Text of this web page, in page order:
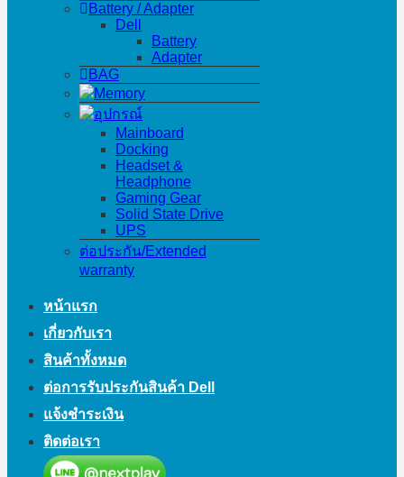
Battery / Adapter
Dell
Battery
Adapter
BAG
Memory
อุปกรณ์
Mainboard
Docking
Headset &
Headphone
Gaming Gear
Solid State Drive
UPS
ต่อประกัน/Extended
warranty
หน้าแรก
เกี่ยวกับเรา
สินค้าทั้งหมด
ต่อการรับประกันสินค้า Dell
แจ้งชำระเงิน
ติดต่อเรา